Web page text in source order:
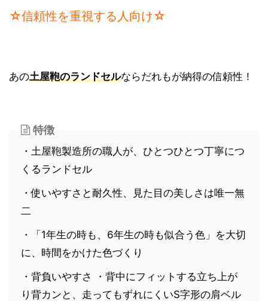
☆信頼性を重視する人向け☆
あの土屋鞄のランドセルならだれもが納得の信頼性！
特徴
・土屋鞄製造所の職人が、ひとつひとつ丁寧につ
くるランドセル
・使いやすさと耐久性、見た目の美しさは唯一無
二
・「1年生の時も、6年生の時も似合う色」を大切
に、時間をかけた色づくり
・背負いやすさ ・背中にフィットする立ち上が
り背カンと、走ってもずれにくいS字形の肩ベル